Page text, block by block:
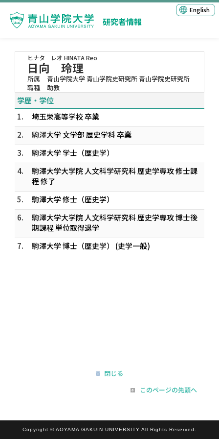
研究者情報
English
ヒナタ レオ HINATA Reo
日向 玲理
所属
青山学院大学 青山学院史研究所 青山学院史研究所
職種
助教
学歴・学位
1.
埼玉栄高等学校 卒業
2.
駒澤大学 文学部 歴史学科 卒業
3.
駒澤大学 学士（歴史学）
4.
駒澤大学大学院 人文科学研究科 歴史学専攻 修士課
程 修了
5.
駒澤大学 修士（歴史学）
6.
駒澤大学大学院 人文科学研究科 歴史学専攻 博士後
期課程 単位取得退学
7.
駒澤大学 博士（歴史学） (史学一般)
閉じる
このページの先頭へ
Copyright © AOYAMA GAKUIN UNIVERSITY All Rights Reserved.